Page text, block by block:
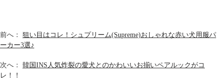
前へ： 狙い目はコレ！シュプリーム(Supreme)おしゃれな赤い犬用服パ
ーカー3選♪
次へ： 韓国INS人気炸裂の愛犬とのかわいいお揃いペアルックがコ
レ！！